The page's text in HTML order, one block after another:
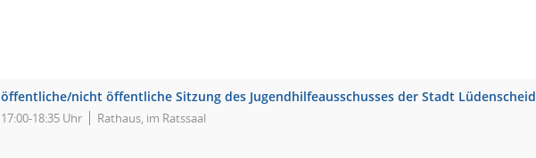
öffentliche/nicht öffentliche Sitzung des Jugendhilfeausschusses der Stadt Lüdenscheid
17:00-18:35 Uhr Rathaus, im Ratssaal